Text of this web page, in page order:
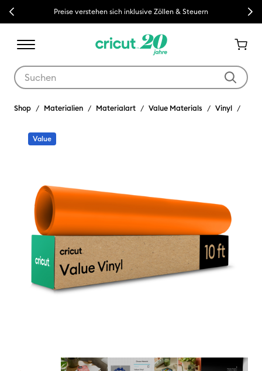
Previous Preise verstehen sich inklusive Zöllen & Steuern Next
Shop Materialien Materialart Value Materials Vinyl
Value